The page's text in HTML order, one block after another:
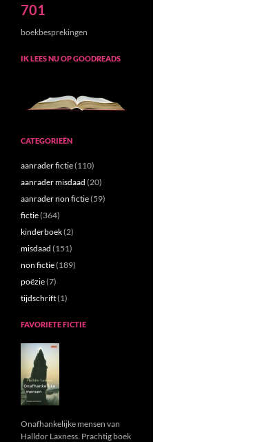
701
boekbesprekingen
IK LEES NU OP GOODREADS
CATEGORIEËN
aanrader fictie(110)
aanrader misdaad (20)
aanrader non fictie(59)
fictie(364)
kinderboek(2)
misdaad (151)
non fictie(189)
poëzie(7)
tijdschrift(1)
FAVORIETE FICTIE
Onafhankelijke mensen van
Halldor Laxness. Prachtig boek